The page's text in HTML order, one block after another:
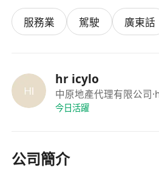
Centre, No.7 Canton Road,
Kowloon or email to
Data collected will be
purpose only.
服務業 駕駛 廣東話
hr icylo
中原地產代理有限公司
今日活躍
公司簡介